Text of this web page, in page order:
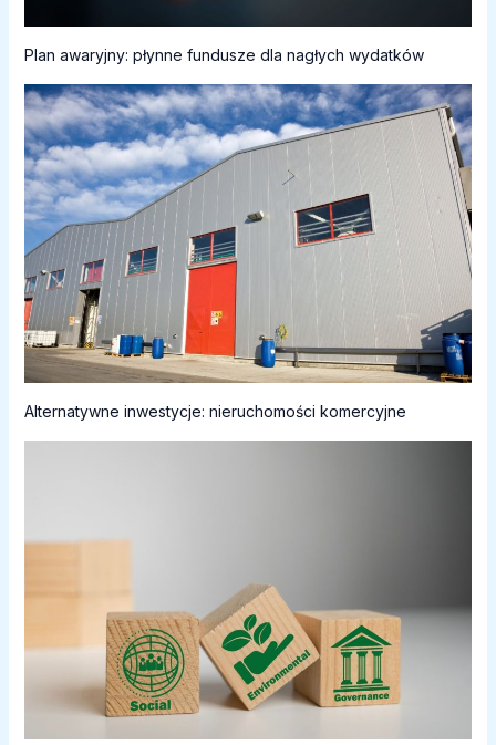
Plan awaryjny: płynne fundusze dla nagłych wydatków
Alternatywne inwestycje: nieruchomości komercyjne